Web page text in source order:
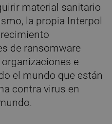
material sanitario
la propia Interpol
de ransomware
e
el mundo que están
contra virus en